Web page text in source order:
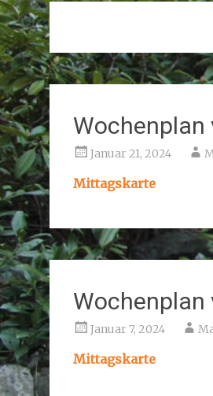
Wochenplan
Januar 21, 2024
Mittagskarte
Wochenplan
Januar 7, 2024
Mittagskarte